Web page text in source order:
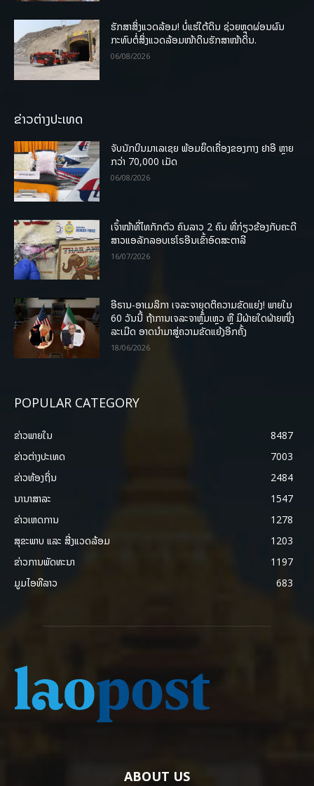
ຮັກສາສິ່ງແວດລ້ອມ! ບໍ່ແຮ່ໃຕ້ດິນ ຊ່ວຍຫຼຸດຜ່ອນຜົນ
ກະທົບຕໍ່ສິ່ງແວດລ້ອມໜ້າດິນຮັກສາໜ້າດິນ.
06/08/2026
ຂ່າວຕ່າງປະເທດ
ຈັບນັກບິນມາເລເຊຍ ພ້ອມຍຶດເຄື່ອງຂອງກາງ ຢາອີ ຫຼາຍ
ກວ່າ 70,000 ເມັດ
06/08/2026
ເຈົ້າໜ້າທີ່ໄທກັກຕົວ ຄົນລາວ 2 ຄົນ ທີ່ກ່ຽວຂ້ອງກັບຄະດີ
ສາວແອລັກລອບເຮໂຣອີນເຂົ້າອົດສະຕາລີ
16/07/2026
ອີຣານ-ອາເມລິກາ ເຈລະຈາຍຸດຕິຄວາມຂັດແຍ່ງ! ພາຍໃນ
60 ວັນນີ້ ຖ້າການເຈລະຈາຫຼົ້ມເຫຼວ ຫຼື ມີຝ່າຍໃດຝ່າຍໜຶ່ງ
ລະເມີດ ອາດນໍາມາສູ່ຄວາມຂັດແຍ້ງອີກຄັ້ງ
18/06/2026
POPULAR CATEGORY
ຂ່າວພາຍ​ໃນ
8487
ຂ່າວຕ່າງປະເທດ
7003
ຂ່າວທ້ອງຖິ່ນ
2484
ນານາສາລະ
1547
ຂ່າວເຫດການ
1278
ສຸຂະພາບ ແລະ ສີ່ງແວດລ້ອມ
1203
ຂ່າວການພັດທະນາ
1197
ມູມໄອທີລາວ
683
ABOUT US